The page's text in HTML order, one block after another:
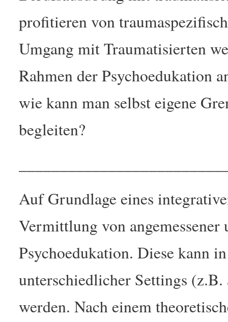
profitieren von
Umgang mit Traumatisierten
Rahmen der Psychoedukation
wie kann man selbst eigene
begleiten?
Auf Grundlage eines
Vermittlung von angemessener
Psychoedukation. Diese kann
unterschiedlicher Settings
werden. Nach einem